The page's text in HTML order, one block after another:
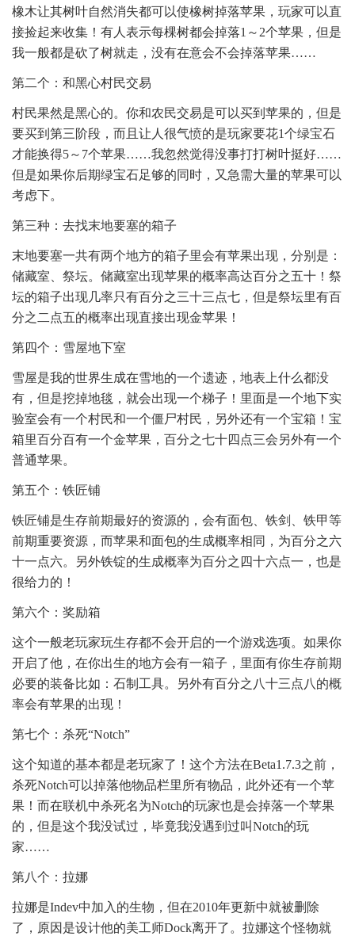
橡木让其树叶自然消失都可以使橡树掉落苹果，玩家可以直
接捡起来收集！有人表示每棵树都会掉落1～2个苹果，但是
我一般都是砍了树就走，没有在意会不会掉落苹果……
第二个：和黑心村民交易
村民果然是黑心的。你和农民交易是可以买到苹果的，但是
要买到第三阶段，而且让人很气愤的是玩家要花1个绿宝石
才能换得5～7个苹果……我忽然觉得没事打打树叶挺好……
但是如果你后期绿宝石足够的同时，又急需大量的苹果可以
考虑下。
第三种：去找末地要塞的箱子
末地要塞一共有两个地方的箱子里会有苹果出现，分别是：
储藏室、祭坛。储藏室出现苹果的概率高达百分之五十！祭
坛的箱子出现几率只有百分之三十三点七，但是祭坛里有百
分之二点五的概率出现直接出现金苹果！
第四个：雪屋地下室
雪屋是我的世界生成在雪地的一个遗迹，地表上什么都没
有，但是挖掉地毯，就会出现一个梯子！里面是一个地下实
验室会有一个村民和一个僵尸村民，另外还有一个宝箱！宝
箱里百分百有一个金苹果，百分之七十四点三会另外有一个
普通苹果。
第五个：铁匠铺
铁匠铺是生存前期最好的资源的，会有面包、铁剑、铁甲等
前期重要资源，而苹果和面包的生成概率相同，为百分之六
十一点六。另外铁锭的生成概率为百分之四十六点一，也是
很给力的！
第六个：奖励箱
这个一般老玩家玩生存都不会开启的一个游戏选项。如果你
开启了他，在你出生的地方会有一箱子，里面有你生存前期
必要的装备比如：石制工具。另外有百分之八十三点八的概
率会有苹果的出现！
第七个：杀死“Notch”
这个知道的基本都是老玩家了！这个方法在Beta1.7.3之前，
杀死Notch可以掉落他物品栏里所有物品，此外还有一个苹
果！而在联机中杀死名为Notch的玩家也是会掉落一个苹果
的，但是这个我没试过，毕竟我没遇到过叫Notch的玩
家……
第八个：拉娜
拉娜是Indev中加入的生物，但在2010年更新中就被删除
了，原因是设计他的美工师Dock离开了。拉娜这个怪物就